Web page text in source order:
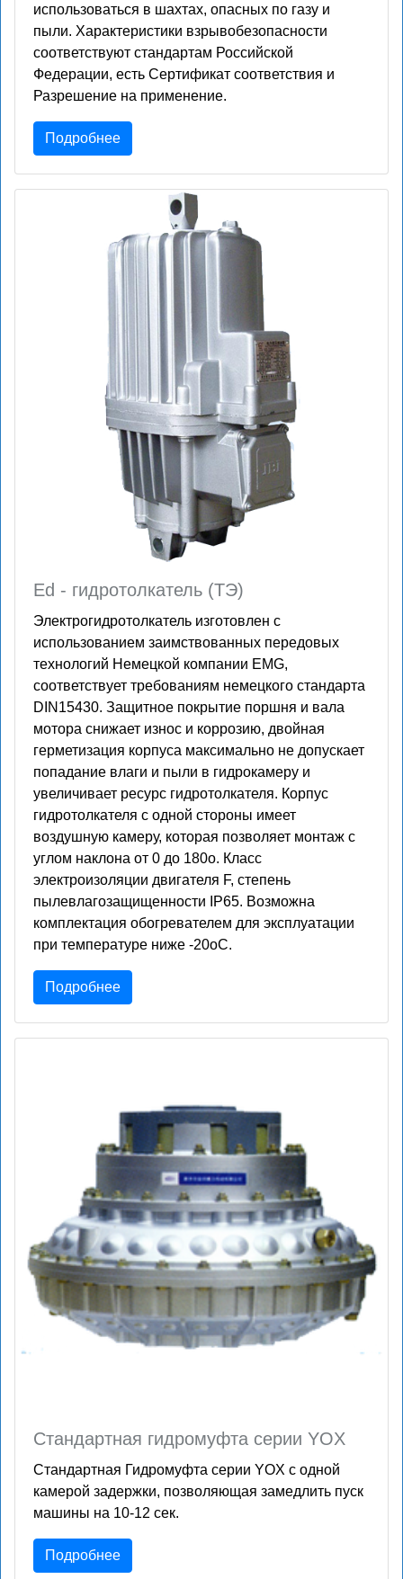
использоваться в шахтах, опасных по газу и
пыли. Характеристики взрывобезопасности
соответствуют стандартам Российской
Федерации, есть Сертификат соответствия и
Разрешение на применение.
Подробнее
Ed - гидротолкатель (ТЭ)
Электрогидротолкатель изготовлен с
использованием заимствованных передовых
технологий Немецкой компании EMG,
соответствует требованиям немецкого стандарта
DIN15430. Защитное покрытие поршня и вала
мотора снижает износ и коррозию, двойная
герметизация корпуса максимально не допускает
попадание влаги и пыли в гидрокамеру и
увеличивает ресурс гидротолкателя. Корпус
гидротолкателя с одной стороны имеет
воздушную камеру, которая позволяет монтаж с
углом наклона от 0 до 180о. Класс
электроизоляции двигателя F, степень
пылевлагозащищенности IP65. Возможна
комплектация обогревателем для эксплуатации
при температуре ниже -20оС.
Подробнее
Стандартная гидромуфта серии YOX
Стандартная Гидромуфта серии YOX с одной
камерой задержки, позволяющая замедлить пуск
машины на 10-12 сек.
Подробнее